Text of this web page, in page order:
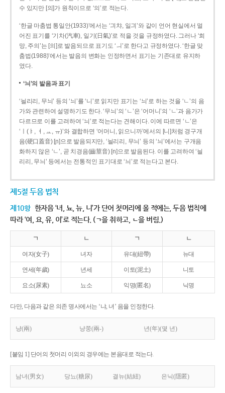
수 있지만 [의]가 원칙이므로 ‘의’로 적는다.
‘한글 마춤법 통일안(1933)’에서는 ‘긔챠, 일긔’와 같이 언어 현실에서 멀
어진 표기를 ‘기차(汽車), 일기(日氣)’로 적을 것을 규정하였다. 그러나 ‘희
망, 주의’는 [의]로 발음되므로 표기도 ‘ㅢ’로 한다고 규정하였다. ‘한글 맞
춤법(1988)’에서는 발음의 변화는 인정하면서 표기는 기존대로 유지하
였다.
‘늬’의 발음과 표기
‘늴리리, 무늬’ 등의 ‘늬’를 ‘니’로 읽지만 표기는 ‘늬’로 하는 것을 ‘ㄴ’의 음
가와 관련하여 설명하기도 한다. ‘무늬’의 ‘ㄴ’은 ‘어머니’의 ‘ㄴ’과 음가가
다르므로 이를 고려하여 ‘늬’로 적는다는 견해이다. 이에 따르면 ‘ㄴ’은
‘ㅣ(ㅑ, ㅕ, ㅛ, ㅠ)’와 결합하면 ‘어머니, 읽으니까’에서의 [니]처럼 경구개
음(硬口蓋音) [ɲ]으로 발음되지만, ‘늴리리, 무늬’ 등의 ‘늬’에서는 구개음
화하지 않은 ‘ㄴ’, 곧 치경음(齒莖音) [n]으로 발음된다. 이를 고려하여 ‘늴
리리, 무늬’ 등에서는 전통적인 표기대로 ‘늬’로 적는다고 본다.
제5절 두음 법칙
제10항 한자음 ‘녀, 뇨, 뉴, 니’가 단어 첫머리에 올 적에는, 두음 법칙에
따라 ‘여, 요, 유, 이’로 적는다. (ㄱ을 취하고, ㄴ을 버림.)
ㄱ ㄴ ㄱ ㄴ
여자(女子) 녀자 유대(紐帶) 뉴대
연세(年歲) 년세 이토(泥土) 니토
요소(尿素) 뇨소 익명(匿名) 닉명
다만, 다음과 같은 의존 명사에서는 ‘냐, 녀’ 음을 인정한다.
냥(兩) 냥쭝(兩-) 년(年)(몇 년)
[붙임 1] 단어의 첫머리 이외의 경우에는 본음대로 적는다.
남녀(男女) 당뇨(糖尿) 결뉴(結紐) 은닉(隱匿)